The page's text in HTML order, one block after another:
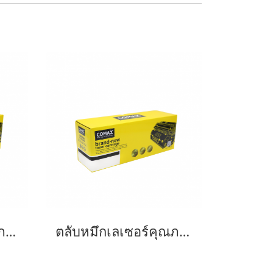
ตลับหมึกเลเซอร์คุณภาพสูงสำหรับ OKI รุ่น C332-46508713/46508737 Y ตลับหมึกเลเซอร์คุณภาพสูงสำหรับ OKI รุ่น C332-46508716/46508740 BK